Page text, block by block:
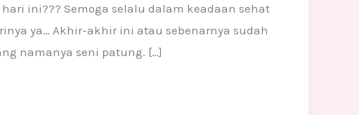
ini??? Semoga selalu dalam keadaan sehat
ya… Akhir-akhir ini atau sebenarnya sudah
namanya seni patung. […]